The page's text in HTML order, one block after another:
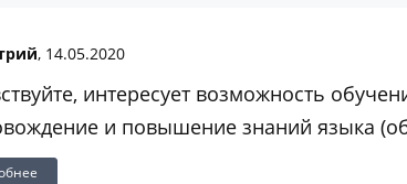
, 14.05.2020
интересует возможность
и повышение знаний языка